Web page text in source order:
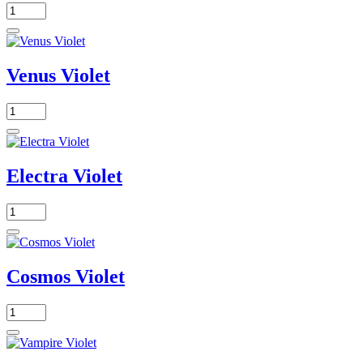
Venus Violet
Electra Violet
Cosmos Violet